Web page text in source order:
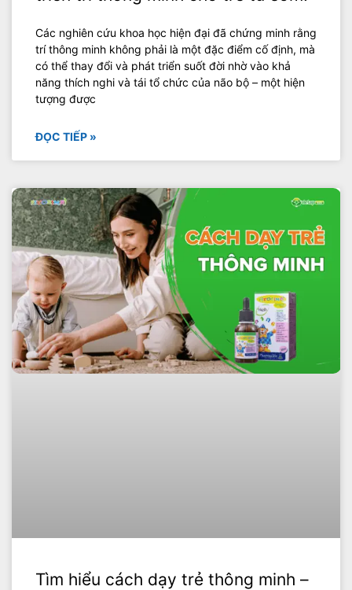
Các nghiên cứu khoa học hiện đại đã chứng minh rằng
trí thông minh không phải là một đặc điểm cố định, mà
có thể thay đổi và phát triển suốt đời nhờ vào khả
năng thích nghi và tái tổ chức của não bộ – một hiện
tượng được
ĐỌC TIẾP »
Tìm hiểu cách dạy trẻ thông minh –